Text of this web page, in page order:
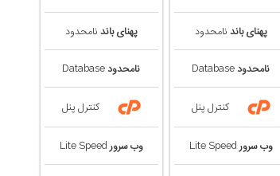
پهنای باند نامحدود
نامحدود
کنترل پنل
وب سرور Lite Speed
پهنای باند نامحدود
نامحدود
کنترل پنل
وب سرور Lite Speed